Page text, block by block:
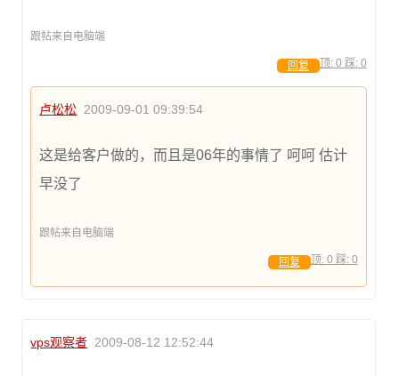
跟帖来自电脑端
顶: 0 踩: 0
回复
卢松松 2009-09-01 09:39:54
这是给客户做的，而且是06年的事情了 呵呵 估计
早没了
跟帖来自电脑端
顶: 0 踩: 0
回复
vps观察者 2009-08-12 12:52:44